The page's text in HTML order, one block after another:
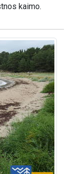
kaimo.